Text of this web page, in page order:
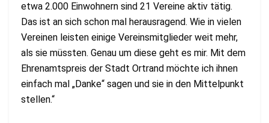
etwa 2.000 Einwohnern sind 21 Vereine aktiv tätig.
Das ist an sich schon mal herausragend. Wie in vielen
Vereinen leisten einige Vereinsmitglieder weit mehr,
als sie müssten. Genau um diese geht es mir. Mit dem
Ehrenamtspreis der Stadt Ortrand möchte ich ihnen
einfach mal „Danke“ sagen und sie in den Mittelpunkt
stellen.“